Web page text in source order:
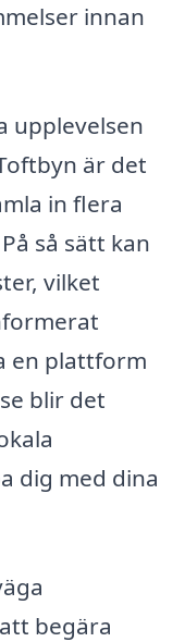
innan
upplevelsen
är det
in flera
så sätt kan
vilket
en plattform
blir det
dig med dina
begära